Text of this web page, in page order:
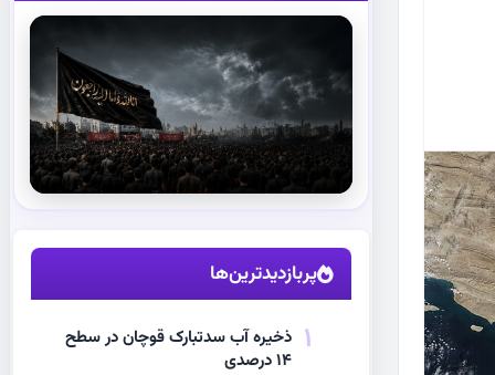
مشاهده اخبار
پربازدیدترین‌ها
1 ذخیره آب سدتبارک قوچان در سطح
۱۴ درصدی